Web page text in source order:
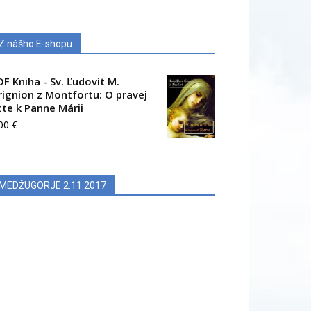
Z nášho E-shopu
Kniha - Sv. Ľudovít M.
z Montfortu: O pravej
k Panne Márii
€
MEDŽUGORJE 2.11.2017